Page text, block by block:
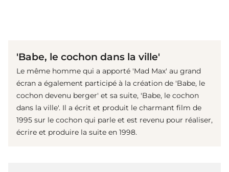
'Babe, le cochon dans la ville'
Le même homme qui a apporté 'Mad Max' au grand
écran a également participé à la création de 'Babe, le
cochon devenu berger' et sa suite, 'Babe, le cochon
dans la ville'. Il a écrit et produit le charmant film de
1995 sur le cochon qui parle et est revenu pour réaliser,
écrire et produire la suite en 1998.